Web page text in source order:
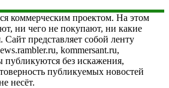
коммерческим проектом. На этом
ни чего не покупают, ни какие
Сайт представляет собой ленту
kommersant.ru,
без искажения,
публикуемых новостей
несёт.